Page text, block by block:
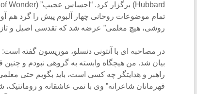
تمام موضوعات روحانی چهار آلبوم پیش را گرد هم
روشی، هیچ معلمی” عرضه شد که تقدسی اصیل و
در مصاحبه ای با آنتونی دنسلو، موریسون گفته
بیان شد. من هیچگاه وابسته به گروهی نبودم و چنین
قهرمانان شاعرانه” وی با تمی عاشقانه و